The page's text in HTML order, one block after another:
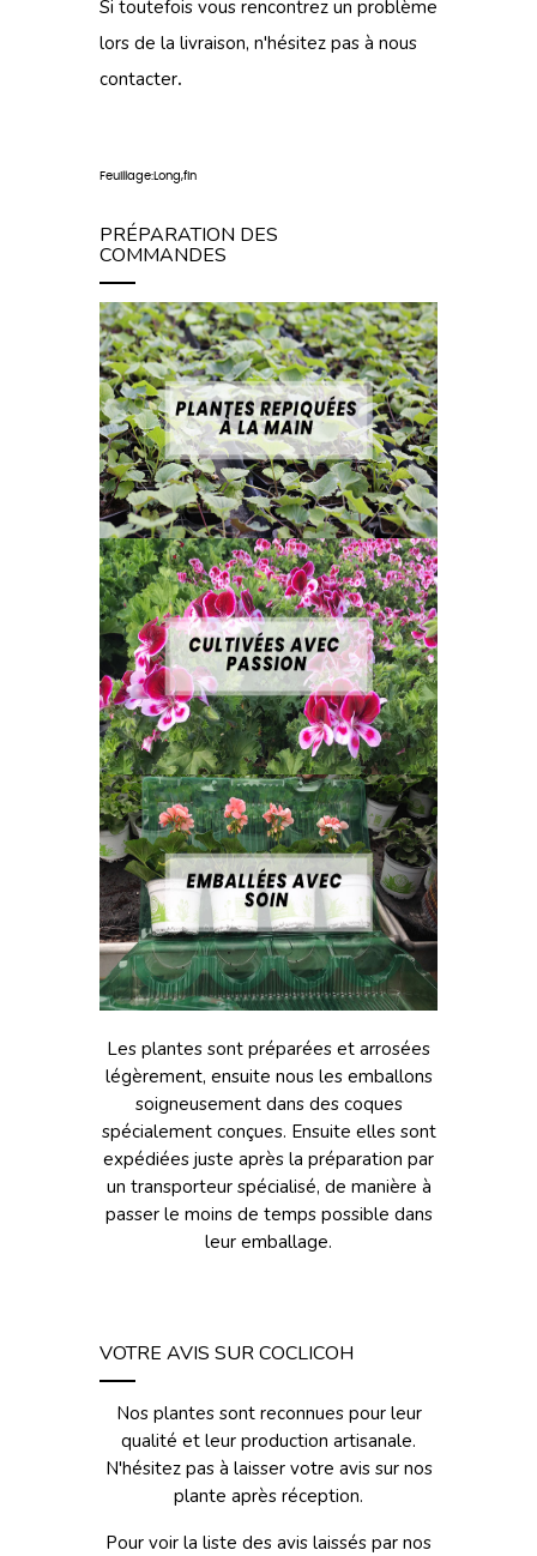
Si toutefois vous rencontrez un problème
lors de la livraison, n'hésitez pas à nous
contacter.
Feuillage:Long,fin
PRÉPARATION DES
COMMANDES
Les plantes sont préparées et arrosées
légèrement, ensuite nous les emballons
soigneusement dans des coques
spécialement conçues. Ensuite elles sont
expédiées juste après la préparation par
un transporteur spécialisé, de manière à
passer le moins de temps possible dans
leur emballage.
VOTRE AVIS SUR COCLICOH
Nos plantes sont reconnues pour leur
qualité et leur production artisanale.
N'hésitez pas à laisser votre avis sur nos
plante après réception.
Pour voir la liste des avis laissés par nos